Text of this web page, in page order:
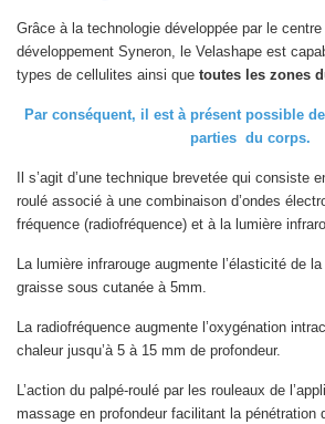
Grâce à la technologie développée par le
développement Syneron, le Velashape est
types de cellulites ainsi que toutes les zones
Par conséquent, il est à présent possible
parties du corps.
Il s’agit d’une technique brevetée qui consiste
roulé associé à une combinaison d’ondes
fréquence (radiofréquence) et à la lumière
La lumière infrarouge augmente l’élasticité de
graisse sous cutanée à 5mm.
La radiofréquence augmente l’oxygénation
chaleur jusqu’à 5 à 15 mm de profondeur.
L’action du palpé-roulé par les rouleaux de
massage en profondeur facilitant la pénétration